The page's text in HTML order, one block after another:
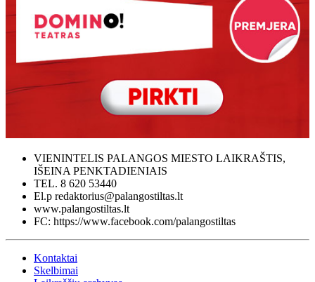
VIENINTELIS PALANGOS MIESTO LAIKRAŠTIS,
IŠEINA PENKTADIENIAIS
TEL. 8 620 53440
El.p redaktorius@palangostiltas.lt
www.palangostiltas.lt
FC: https://www.facebook.com/palangostiltas
Kontaktai
Skelbimai